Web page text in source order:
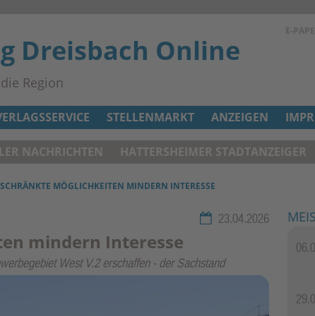
E-
Dreisbach Online
Region
MÖGLICHKEITEN MINDERN INTERESSE
Rubrik:23.04.2026
mindern Interesse
West V.2 erschaffen - der Sachstand
NACHRICHTEN HATTERSHEIMER STADTANZEIGER
STELLENMARKT ANZEIGEN